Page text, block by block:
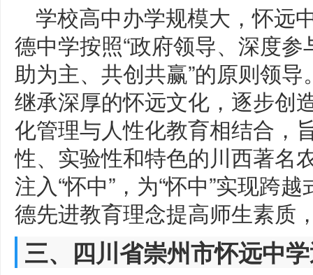
学校高中办学规模大，怀远
德中学按照“政府领导、深度
助为主、共创共赢”的原则领
继承深厚的怀远文化，逐步创
化管理与人性化教育相结合，
性、实验性和特色的川西著名
注入“怀中”，为“怀中”实现跨
德先进教育理念提高师生素质
三、四川省崇州市怀远中